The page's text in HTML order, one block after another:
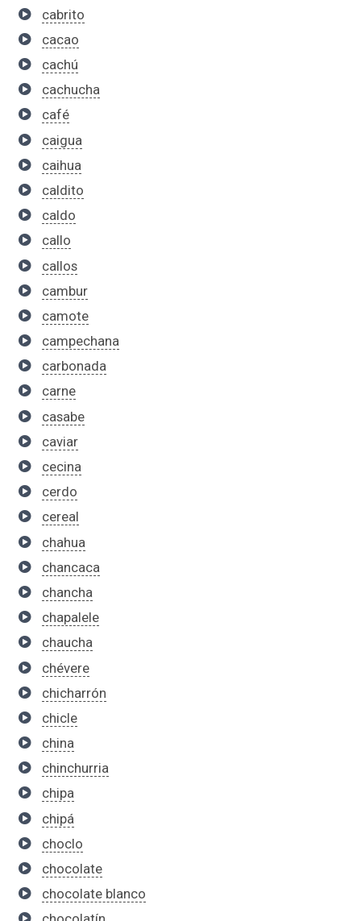
cabrito
cacao
cachú
cachucha
café
caigua
caihua
caldito
caldo
callo
callos
cambur
camote
campechana
carbonada
carne
casabe
caviar
cecina
cerdo
cereal
chahua
chancaca
chancha
chapalele
chaucha
chévere
chicharrón
chicle
china
chinchurria
chipa
chipá
choclo
chocolate
chocolate blanco